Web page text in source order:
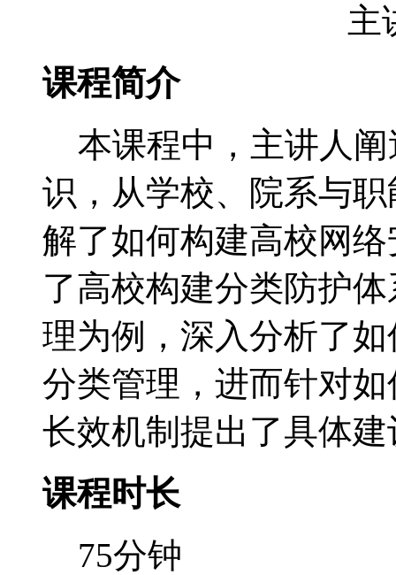
主
课程简介
本课程中，主讲人阐
识，从学校、院系与
解了如何构建高校网
了高校构建分类防护
理为例，深入分析了
分类管理，进而针对
长效机制提出了具体建
课程时长
75分钟